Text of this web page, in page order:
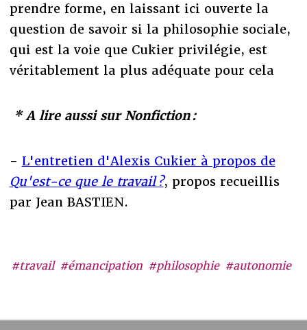
#travail #émancipation #philosophie #autonomie
prendre forme, en laissant ici ouverte la
question de savoir si la philosophie sociale,
qui est la voie que Cukier privilégie, est
véritablement la plus adéquate pour cela
* A lire aussi sur Nonfiction :
- L'entretien d'Alexis Cukier à propos de
Qu'est-ce que le travail ?, propos recueillis
par Jean BASTIEN.